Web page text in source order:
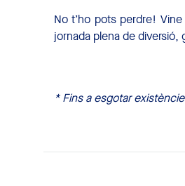
No t’ho pots perdre!
jornada plena de diversió,
* Fins a esgotar